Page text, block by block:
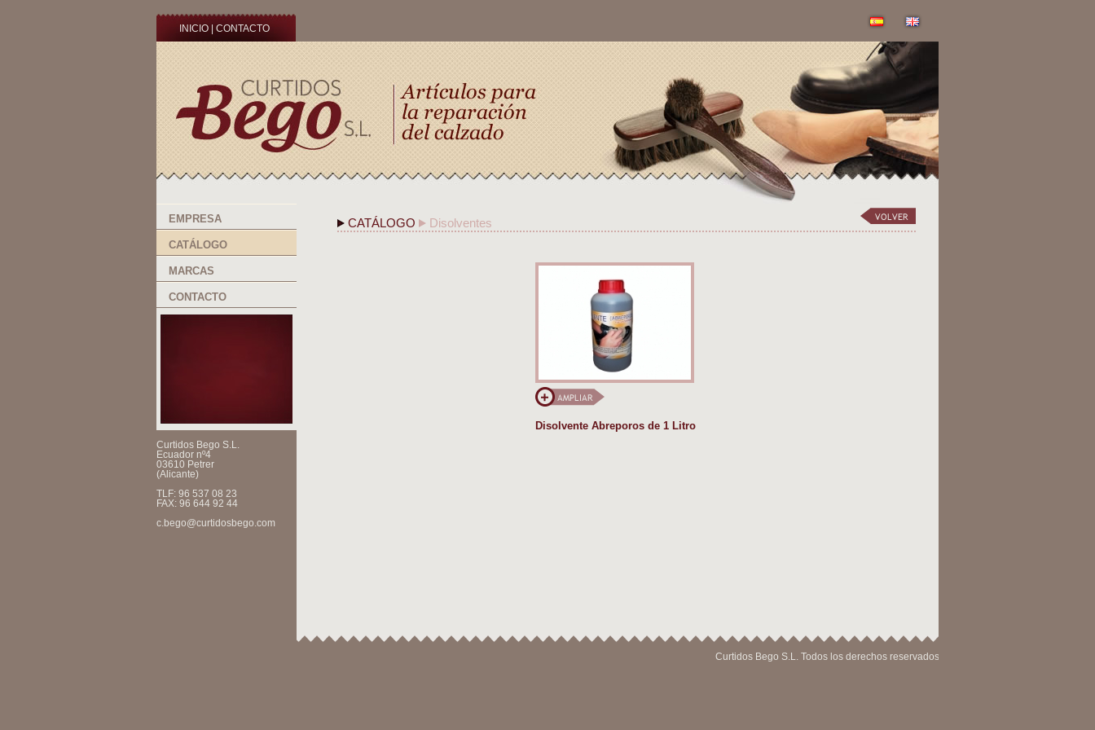
INICIO CONTACTO
EMPRESA
CATÁLOGO
MARCAS
CONTACTO
Curtidos Bego S.L.
Ecuador nº4
03610 Petrer
(Alicante)
TLF: 96 537 08 23
FAX: 96 644 92 44
c.bego@curtidosbego.com
CATÁLOGO Disolventes
Disolvente Abreporos de 1 Litro
Curtidos Bego S.L. Todos los derechos reservados